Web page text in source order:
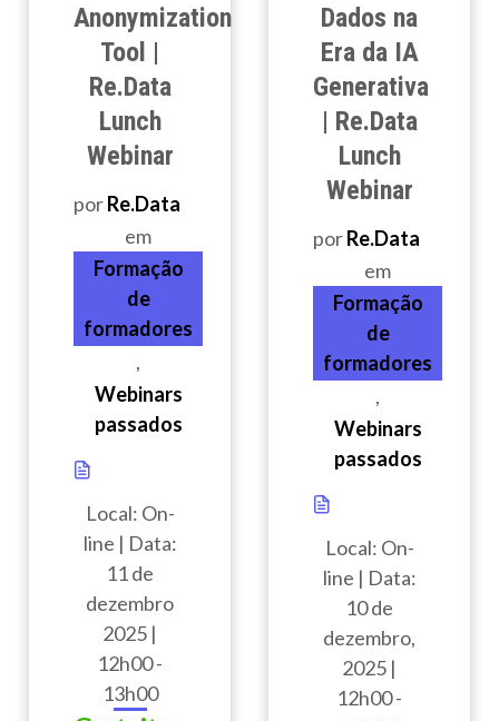
Anonymization
Tool |
Re.Data
Lunch
Webinar
porRe.Data
em
Formação
de
formadores
,
Webinars
passados
Local: On-
line | Data:
11 de
dezembro
2025 |
12h00 -
13h00
Dados na
Era da IA
Generativa
| Re.Data
Lunch
Webinar
porRe.Data
em
Formação
de
formadores
,
Webinars
passados
Local: On-
line | Data:
10 de
dezembro,
2025 |
12h00 -